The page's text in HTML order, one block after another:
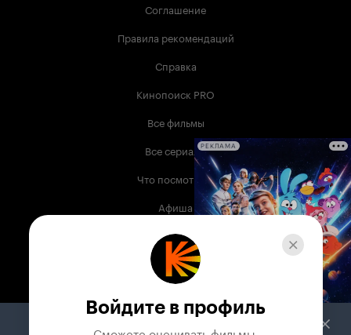
Соглашение
Правила рекомендаций
Справка
Кинопоиск PRO
Все фильмы
Все сериалы
Что посмотреть
Афиша
Музыка
Телепрограмма
Служба поддержки
РЕКЛАМА
Войдите в профиль